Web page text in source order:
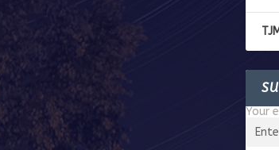
Your